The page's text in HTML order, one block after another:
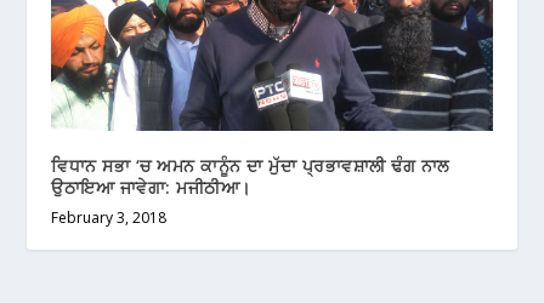
ਵਿਧਾਨ ਸਭਾ ‘ਚ ਅਮਨ ਕਾਨੂੰਨ ਦਾ ਮੁੱਦਾ ਪ੍ਰਭਾਵਸ਼ਾਲੀ ਢੰਗ ਨਾਲ
ਉਠਾਇਆ ਜਾਵੇਗਾ: ਮਜੀਠੀਆ।
February 3, 2018